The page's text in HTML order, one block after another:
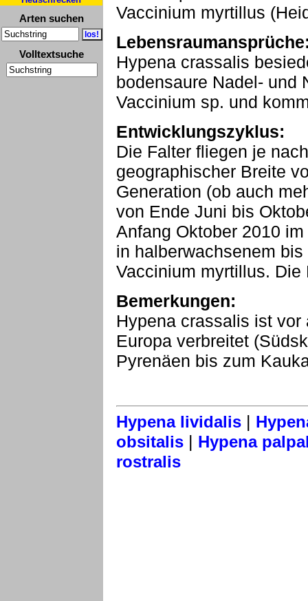
Arten suchen
Volltextsuche
Vaccinium myrtillus
Hypena crassalis
bodensaure Nadel- und
Vaccinium sp. und
Entwicklungszyklus:
Die Falter fliegen je
geographischer Breite
Generation (ob auch
von Ende Juni bis
Anfang Oktober 2010
in halberwachsenem
Vaccinium myrtillus. Die
Bemerkungen:
Hypena crassalis ist
Europa verbreitet
Pyrenäen bis zum
Hypena lividalis |
obsitalis | Hypena
rostralis